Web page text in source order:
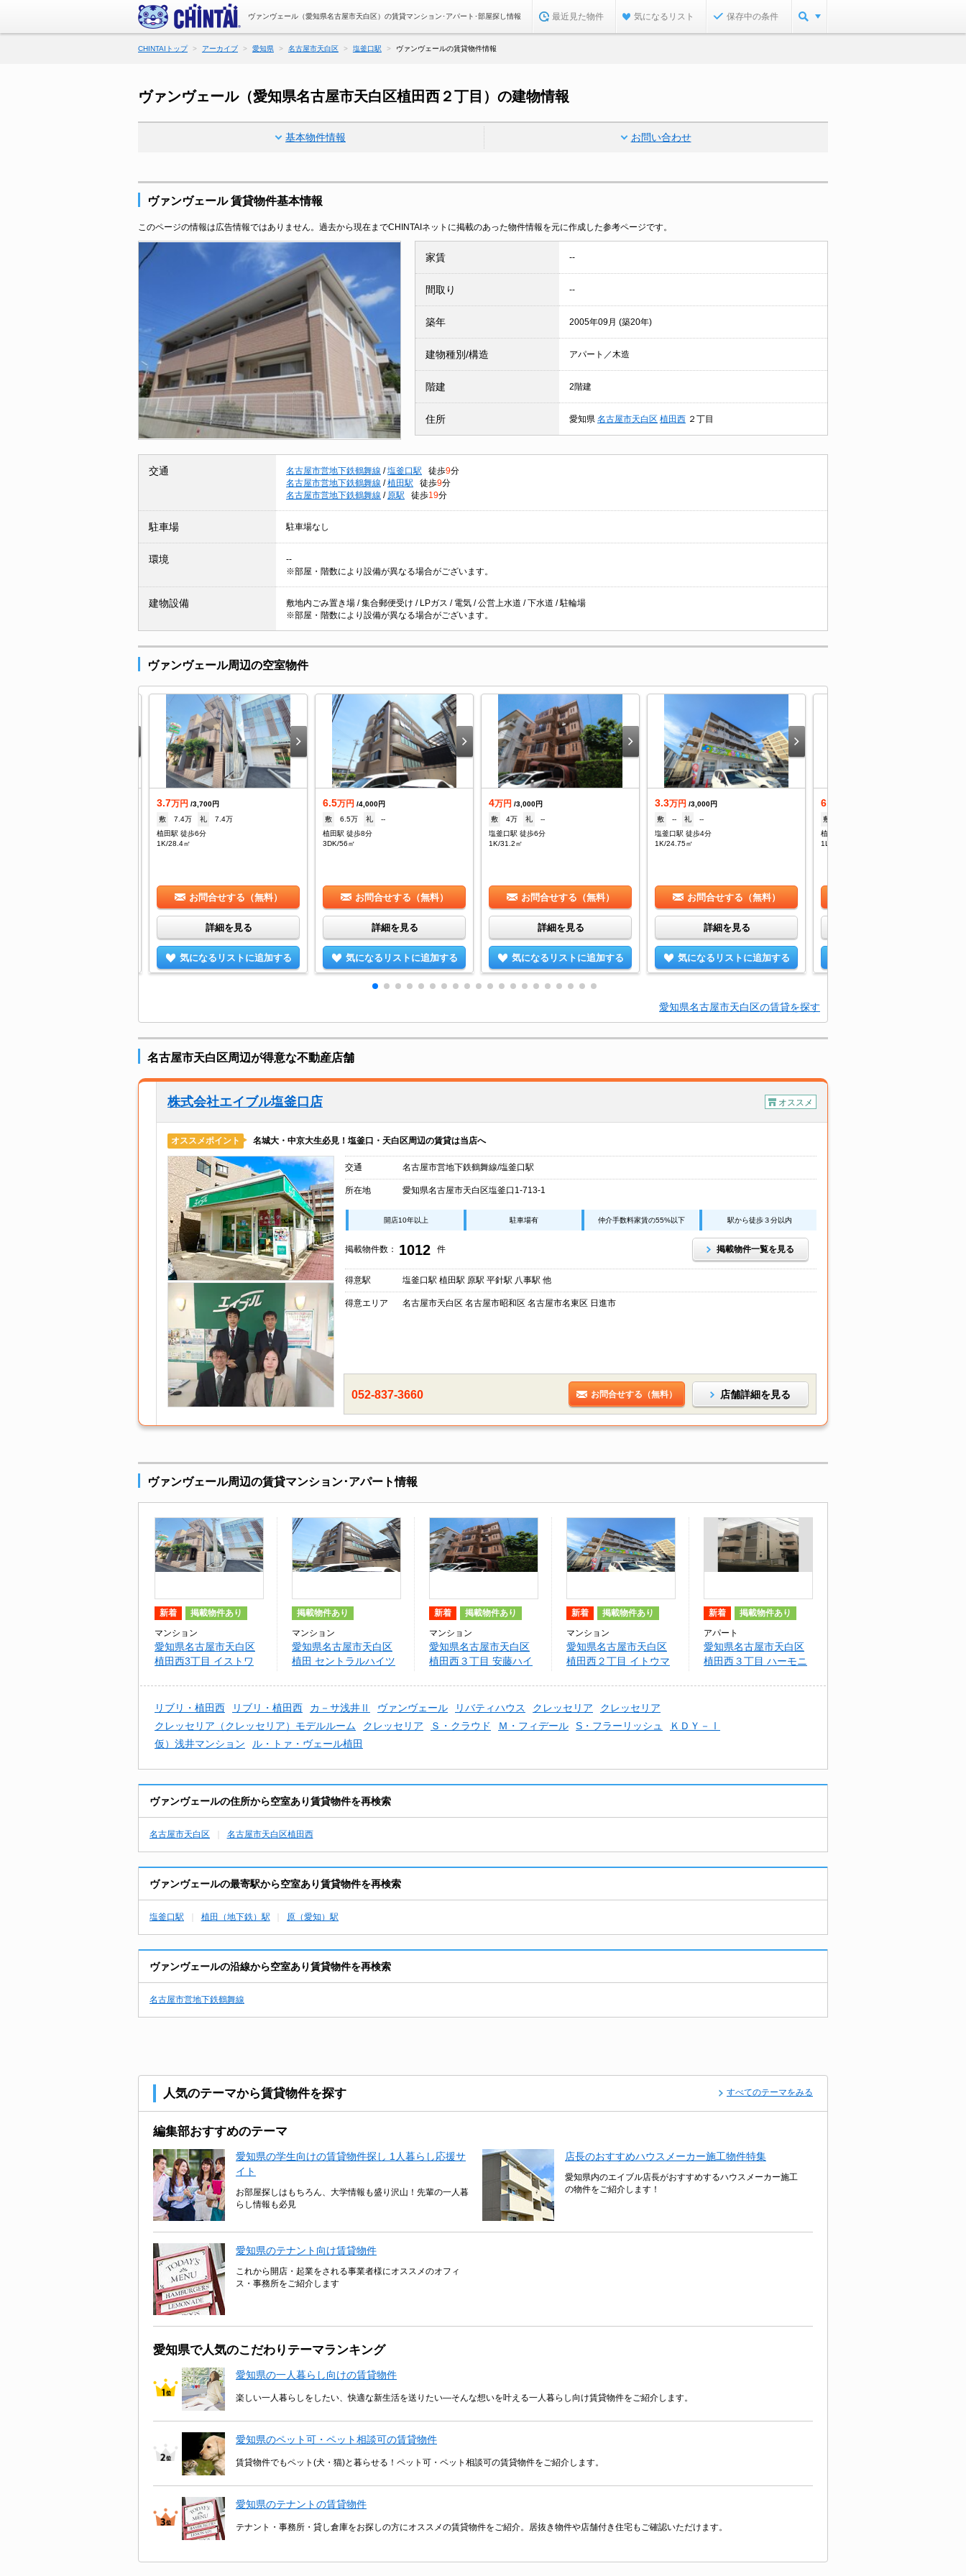
ヴァンヴェール（愛知県名古屋市天白区）の賃貸マンション･アパート･部屋探し情報 最近見た物件 気になるリスト 保存中の条件
CHINTAIトップ アーカイブ 愛知県 名古屋市天白区 塩釜口駅 ヴァンヴェールの賃貸物件情報
ヴァンヴェール（愛知県名古屋市天白区植田西２丁目）の建物情報
基本物件情報 お問い合わせ
ヴァンヴェール 賃貸物件基本情報
このページの情報は広告情報ではありません。過去から現在までCHINTAIネットに掲載のあった物件情報を元に作成した参考ページです。
家賃 --
間取り --
築年 2005年09月 (築20年)
建物種別/構造 アパート／木造
階建 2階建
住所 愛知県 名古屋市天白区 植田西 ２丁目
交通 名古屋市営地下鉄鶴舞線 / 塩釜口駅 徒歩9分
名古屋市営地下鉄鶴舞線 / 植田駅 徒歩9分
名古屋市営地下鉄鶴舞線 / 原駅 徒歩19分
駐車場 駐車場なし
環境
--
※部屋・階数により設備が異なる場合がございます。
建物設備
敷地内ごみ置き場 / 集合郵便受け / LPガス / 電気 / 公営上水道 / 下水道 / 駐輪場
※部屋・階数により設備が異なる場合がございます。
ヴァンヴェール周辺の空室物件
3.7万円 /3,700円
敷
7.4万 礼
7.4万
植田駅 徒歩6分
1K/28.4㎡
お問合せする（無料）
詳細を見る
気になるリストに追加する
6.5万円 /4,000円
敷
6.5万 礼
--
植田駅 徒歩8分
3DK/56㎡
お問合せする（無料）
詳細を見る
気になるリストに追加する
4万円 /3,000円
敷
4万 礼
--
塩釜口駅 徒歩6分
1K/31.2㎡
お問合せする（無料）
詳細を見る
気になるリストに追加する
3.3万円 /3,000円
敷
-- 礼
--
塩釜口駅 徒歩4分
1K/24.75㎡
お問合せする（無料）
詳細を見る
気になるリストに追加する
6.4
敷
植田駅 徒歩5分
1LDK/30.99㎡
愛知県名古屋市天白区の賃貸を探す
名古屋市天白区周辺が得意な不動産店舗
株式会社エイブル塩釜口店 オススメ
オススメポイント 名城大・中京大生必見！塩釜口・天白区周辺の賃貸は当店へ
交通 名古屋市営地下鉄鶴舞線/塩釜口駅
所在地 愛知県名古屋市天白区塩釜口1-713-1
開店10年以上 駐車場有 仲介手数料家賃の55%以下 駅から徒歩３分以内
掲載物件数： 1012 件 掲載物件一覧を見る
得意駅 塩釜口駅 植田駅 原駅 平針駅 八事駅 他
得意エリア 名古屋市天白区 名古屋市昭和区 名古屋市名東区 日進市
052-837-3660 お問合せする（無料） 店舗詳細を見る
ヴァンヴェール周辺の賃貸マンション･アパート情報
新着 掲載物件あり
マンション
愛知県名古屋市天白区
植田西3丁目 イストワ
掲載物件あり
マンション
愛知県名古屋市天白区
植田 セントラルハイツ
新着 掲載物件あり
マンション
愛知県名古屋市天白区
植田西３丁目 安藤ハイ
新着 掲載物件あり
マンション
愛知県名古屋市天白区
植田西２丁目 イトウマ
新着 掲載物件あり
アパート
愛知県名古屋市天白区
植田西３丁目 ハーモニ
リブリ・植田西 リブリ・植田西 カ－サ浅井Ⅱ ヴァンヴェール リバティハウス クレッセリア
クレッセリア
クレッセリア（クレッセリア）モデルルーム
クレッセリア Ｓ・クラウド Ｍ・フィデール S・フラーリッシュ
ＫＤＹ－Ⅰ
仮）浅井マンション
ル・トァ・ヴェール植田
ヴァンヴェールの住所から空室あり賃貸物件を再検索
名古屋市天白区 名古屋市天白区植田西
ヴァンヴェールの最寄駅から空室あり賃貸物件を再検索
塩釜口駅 植田（地下鉄）駅 原（愛知）駅
ヴァンヴェールの沿線から空室あり賃貸物件を再検索
名古屋市営地下鉄鶴舞線
人気のテーマから賃貸物件を探す すべてのテーマをみる
編集部おすすめのテーマ
愛知県の学生向けの賃貸物件探し 1人暮らし応援サ
イト
お部屋探しはもちろん、大学情報も盛り沢山！先輩の一人暮
らし情報も必見
店長のおすすめハウスメーカー施工物件特集
愛知県内のエイブル店長がおすすめするハウスメーカー施工
の物件をご紹介します！
愛知県のテナント向け賃貸物件
これから開店・起業をされる事業者様にオススメのオフィ
ス・事務所をご紹介します
愛知県で人気のこだわりテーマランキング
愛知県の一人暮らし向けの賃貸物件
楽しい一人暮らしをしたい、快適な新生活を送りたい―そんな想いを叶える一人暮らし向け賃貸物件をご紹介します。
愛知県のペット可・ペット相談可の賃貸物件
賃貸物件でもペット(犬・猫)と暮らせる！ペット可・ペット相談可の賃貸物件をご紹介します。
愛知県のテナントの賃貸物件
テナント・事務所・貸し倉庫をお探しの方にオススメの賃貸物件をご紹介。居抜き物件や店舗付き住宅もご確認いただけます。